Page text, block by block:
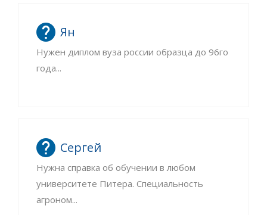
Ян
Нужен диплом вуза россии образца до 96го
года...
Сергей
Нужна справка об обучении в любом
университете Питера. Специальность
агроном...